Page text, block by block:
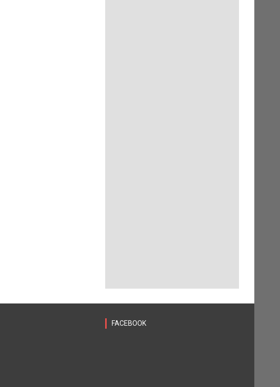
FACEBOOK